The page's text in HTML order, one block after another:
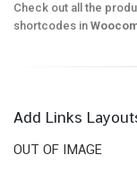
Check out all the
shortcodes in
Add Links
OUT OF IMAGE